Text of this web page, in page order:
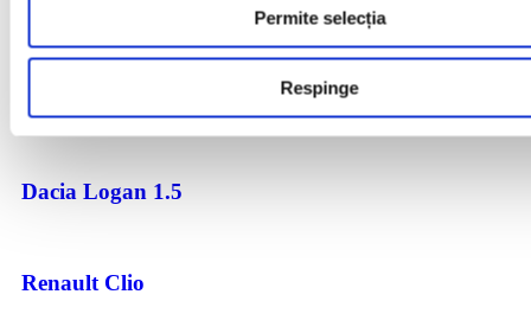
Permite selecția
Respinge
Dacia Logan 1.5
Renault Clio